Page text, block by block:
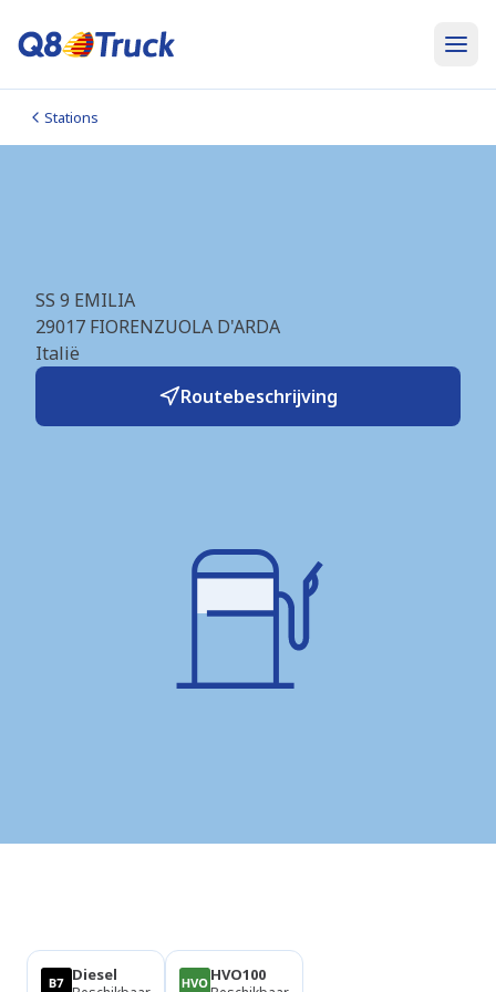
Stations
SS 9 EMILIA
29017 FIORENZUOLA D'ARDA
Italië
Routebeschrijving
Diesel HVO100